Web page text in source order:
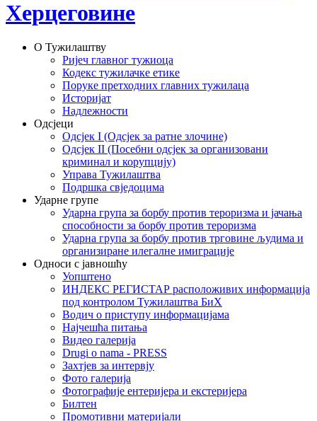
Херцеговине
О Тужилаштву
Ријеч главног тужиоца
Кодекс тужилачке етике
Поруке претходних главних тужилаца
Историјат
Надлежности
Одсјеци
Одсјек I (Одсјек за ратне злочине)
Одсјек II (Посебни одсјек за организовани
криминал и корупцију)
Управа Тужилаштва
Подршка свједоцима
Ударне групе
Ударна група за борбу против тероризма и јачања
способности за борбу против тероризма
Ударна група за борбу против трговине људима и
организиране илегалне имиграције
Односи с јавношћу
Уопштено
ИНДЕКС РЕГИСТАР расположивих информација
под контролом Тужилаштва БиХ
Водич о приступу информацијама
Најчешћа питања
Видео галерија
Drugi o nama - PRESS
Захтјев за интервју
Фото галерија
Фотографије ентеријера и екстеријера
Билтен
Промотивни материјали